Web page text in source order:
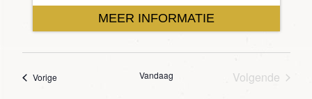
MEER INFORMATIE
VorigeAgenda Vandaag
Volgende